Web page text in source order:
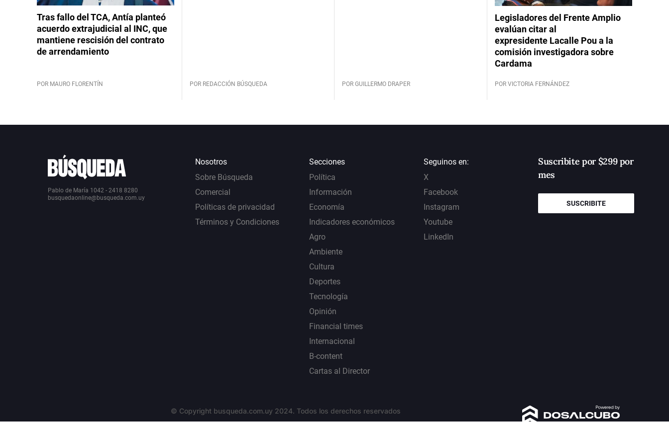
Tras fallo del TCA, Antía planteó
acuerdo extrajudicial al INC, que
mantiene rescisión del contrato
de arrendamiento
POR MAURO FLORENTÍN POR REDACCIÓN BÚSQUEDA POR GUILLERMO DRAPER
Legisladores del Frente Amplio
evalúan citar al
expresidente Lacalle Pou a la
comisión investigadora sobre
Cardama
POR VICTORIA FERNÁNDEZ
Pablo de María 1042 - 2418 8280
busquedaonline@busqueda.com.uy
Nosotros
Sobre Búsqueda
Comercial
Políticas de privacidad
Términos y Condiciones
Secciones
Política
Información
Economía
Indicadores económicos
Agro
Ambiente
Cultura
Deportes
Tecnología
Opinión
Financial times
Internacional
B-content
Cartas al Director
Seguinos en:
X
Facebook
Instagram
Youtube
LinkedIn
Suscribite por $299 por
mes
SUSCRIBITE
© Copyright busqueda.com.uy 2024. Todos los derechos reservados